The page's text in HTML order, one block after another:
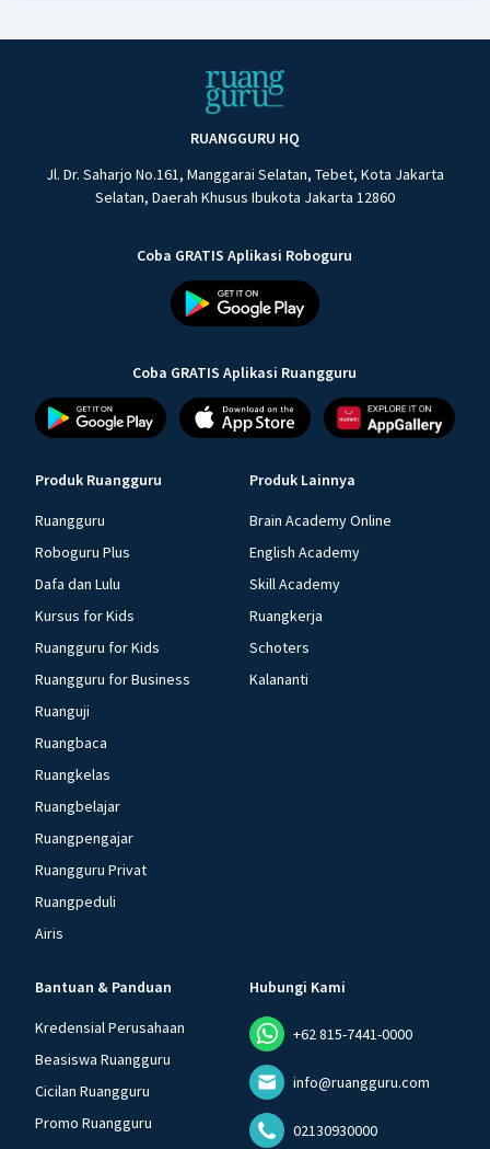
RUANGGURU HQ
Jl. Dr. Saharjo No.161, Manggarai Selatan, Tebet, Kota Jakarta
Selatan, Daerah Khusus Ibukota Jakarta 12860
Coba GRATIS Aplikasi Roboguru
Coba GRATIS Aplikasi Ruangguru
Produk Ruangguru
Ruangguru
Roboguru Plus
Dafa dan Lulu
Kursus for Kids
Ruangguru for Kids
Ruangguru for Business
Ruanguji
Ruangbaca
Ruangkelas
Ruangbelajar
Ruangpengajar
Ruangguru Privat
Ruangpeduli
Airis
Produk Lainnya
Brain Academy Online
English Academy
Skill Academy
Ruangkerja
Schoters
Kalananti
Bantuan & Panduan
Kredensial Perusahaan
Beasiswa Ruangguru
Cicilan Ruangguru
Promo Ruangguru
Hubungi Kami
+62 815-7441-0000
info@ruangguru.com
02130930000